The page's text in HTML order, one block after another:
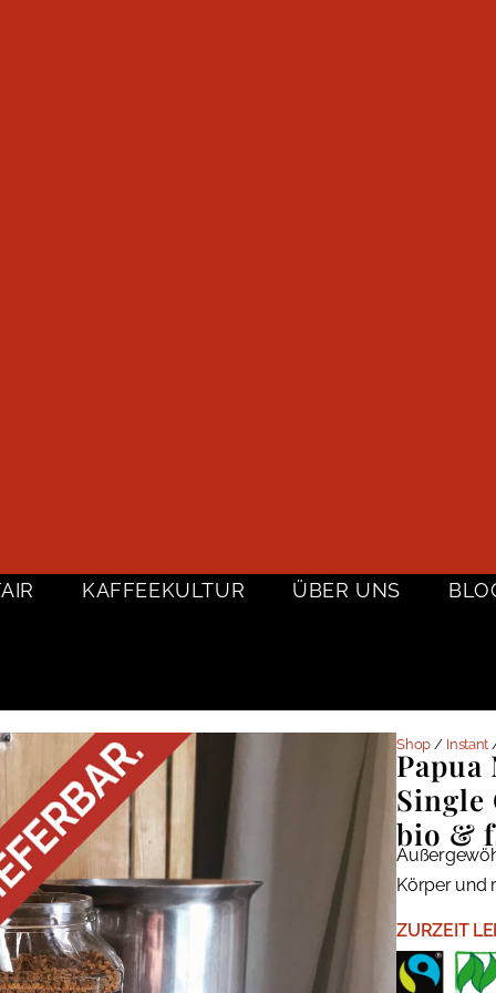
KAFFEEKULTUR ÜBER UNS
Shop / Instant
Papua
Single
bio &
Körper und
ZURZEIT